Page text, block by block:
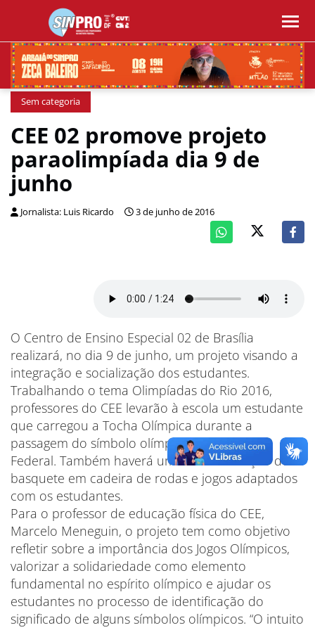
Sem categoria
CEE 02 promove projeto
paraolimpíada dia 9 de
junho
Jornalista: Luis Ricardo 3 de junho de 2016
O Centro de Ensino Especial 02 de Brasília
realizará, no dia 9 de junho, um projeto visando a
integração e socialização dos estudantes.
Trabalhando o tema Olimpíadas do Rio 2016,
professores do CEE levarão à escola um estudante
que carregou a Tocha Olímpica durante a
passagem do símbolo olímpico pelo Distrito
Federal. Também haverá uma demonstração de
basquete em cadeira de rodas e jogos adaptados
com os estudantes.
Para o professor de educação física do CEE,
Marcelo Meneguin, o projeto tem como objetivo
refletir sobre a importância dos Jogos Olímpicos,
valorizar a solidariedade como elemento
fundamental no espírito olímpico e ajudar os
estudantes no processo de identificação do
significado de alguns símbolos olímpicos. “O intuito